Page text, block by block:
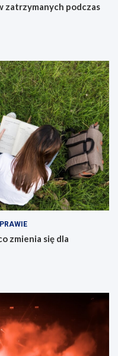
zatrzymanych podczas
zmienia się dla